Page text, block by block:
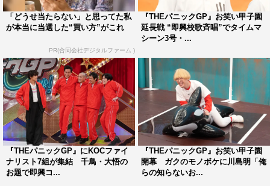
2024年4月1日（月）スタート
毎週月曜 深夜0時29分～0時54分
公式HP：https://www.ntv.co.jp/thepanicgp/
©日本テレビ
「どうせ当たらない」と思ってた私
が本当に当選した“買い方”がこれ
PR(合同会社デジタルファーム )
『THEパニックGP』お笑い甲子園
延長戦 “即興校歌斉唱”でタイムマ
シーン3号・...
『THEパニックGP』にKOCファイ
ナリスト7組が集結 千鳥・大悟の
お題で即興コ...
『THEパニックGP』お笑い甲子園
開幕 ガクのモノボケに川島明「俺
らの知らないお...